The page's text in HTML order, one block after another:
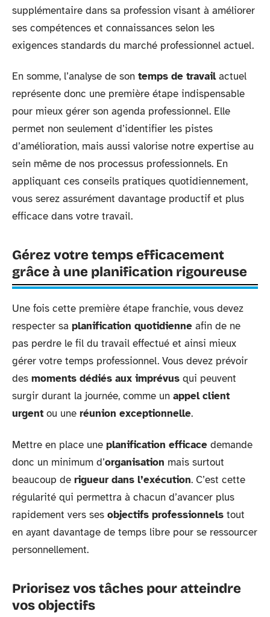
supplémentaire dans sa profession visant à améliorer
ses compétences et connaissances selon les
exigences standards du marché professionnel actuel.
En somme, l’analyse de son temps de travailactuel
représente donc une première étape indispensable
pour mieux gérer son agenda professionnel. Elle
permet non seulement d’identifier les pistes
d’amélioration, mais aussi valorise notre expertise au
sein même de nos processus professionnels. En
appliquant ces conseils pratiques quotidiennement,
vous serez assurément davantage productif et plus
efficace dans votre travail.
Gérez votre temps efficacement
grâce à une planification rigoureuse
Une fois cette première étape franchie, vous devez
respecter sa planification quotidienne afin de ne
pas perdre le fil du travail effectué et ainsi mieux
gérer votre temps professionnel. Vous devez prévoir
des moments dédiés aux imprévus qui peuvent
surgir durant la journée, comme un appel client
urgent ou une réunion exceptionnelle.
Mettre en place une planification efficace demande
donc un minimum d’organisation mais surtout
beaucoup de rigueur dans l’exécution. C’est cette
régularité qui permettra à chacun d’avancer plus
rapidement vers ses objectifs professionnels tout
en ayant davantage de temps libre pour se ressourcer
personnellement.
Priorisez vos tâches pour atteindre
vos objectifs